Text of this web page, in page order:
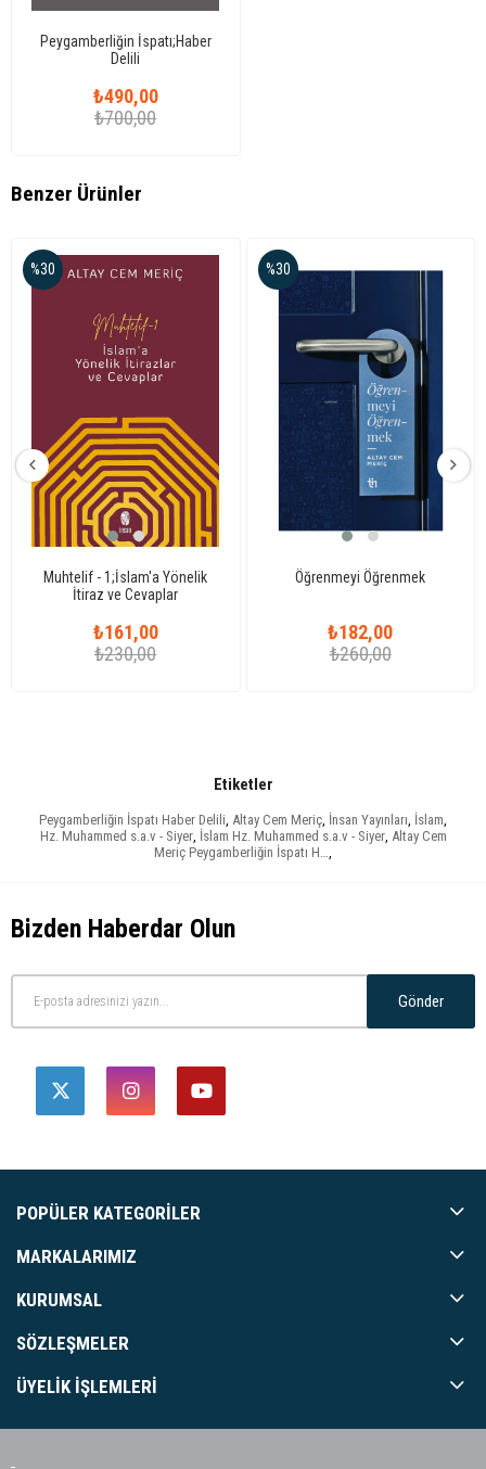
Peygamberliğin İspatı;Haber
Delili
₺490,00
₺700,00
Benzer Ürünler
Muhtelif - 1;İslam'a Yönelik
İtiraz ve Cevaplar
₺161,00
₺230,00
%30
Öğrenmeyi Öğrenmek
₺182,00
₺260,00
%30
Etiketler
Peygamberliğin İspatı Haber Delili, Altay Cem Meriç, İnsan Yayınları, İslam,
Hz. Muhammed s.a.v - Siyer, İslam Hz. Muhammed s.a.v - Siyer, Altay Cem
Meriç Peygamberliğin İspatı H…,
Bizden Haberdar Olun
Gönder
POPÜLER KATEGORILER
MARKALARIMIZ
KURUMSAL
SÖZLEŞMELER
ÜYELIK İŞLEMLERI